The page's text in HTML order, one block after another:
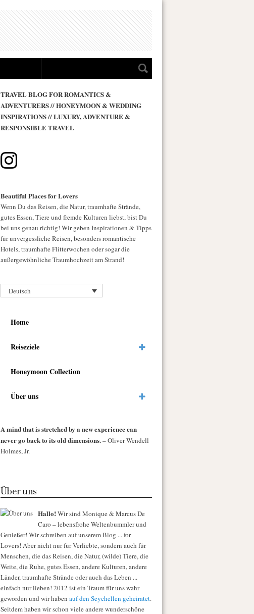
TRAVEL BLOG FOR ROMANTICS &
ADVENTURERS // HONEYMOON & WEDDING
INSPIRATIONS // LUXURY, ADVENTURE &
RESPONSIBLE TRAVEL
Beautiful Places for Lovers
Wenn Du das Reisen, die Natur, traumhafte Strände,
gutes Essen, Tiere und fremde Kulturen liebst, bist Du
bei uns genau richtig! Wir geben Inspirationen & Tipps
für unvergessliche Reisen, besonders romantische
Hotels, traumhafte Flitterwochen oder sogar die
außergewöhnliche Traumhochzeit am Strand!
Deutsch
Home
Reiseziele
Honeymoon Collection
Über uns
A mind that is stretched by a new experience can
never go back to its old dimensions.– Oliver Wendell
Holmes, Jr.
Über uns
Hallo!Wir sind Monique & Marcus De
Caro – lebensfrohe Weltenbummler und
Genießer! Wir schreiben auf unserem Blog ... for
Lovers! Aber nicht nur für Verliebte, sondern auch für
Menschen, die das Reisen, die Natur, (wilde) Tiere, die
Weite, die Ruhe, gutes Essen, andere Kulturen, andere
Länder, traumhafte Strände oder auch das Leben ...
einfach nur lieben! 2012 ist ein Traum für uns wahr
geworden und wir haben auf den Seychellen geheiratet.
Seitdem haben wir schon viele andere wunderschöne